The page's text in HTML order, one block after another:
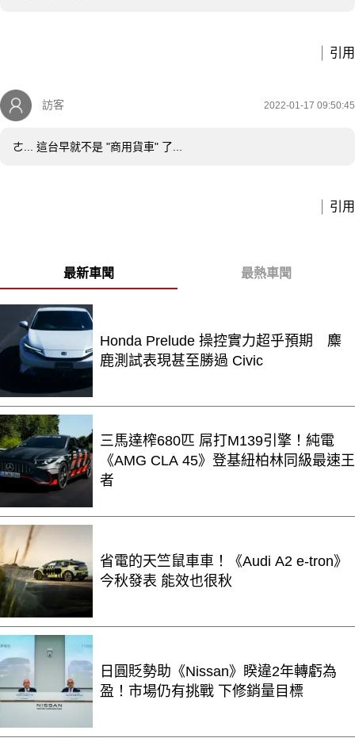
引用
訪客 2022-01-17 09:50:45
ㄜ... 這台早就不是 "商用貨車" 了...
引用
最新車聞 最熱車聞
Honda Prelude 操控實力超乎預期 麋
鹿測試表現甚至勝過 Civic
三馬達榨680匹 屌打M139引擎！純電
《AMG CLA 45》登基紐柏林同級最速王
者
省電的天竺鼠車車！《Audi A2 e-tron》
今秋發表 能效也很秋
日圓貶勢助《Nissan》睽違2年轉虧為
盈！市場仍有挑戰 下修銷量目標